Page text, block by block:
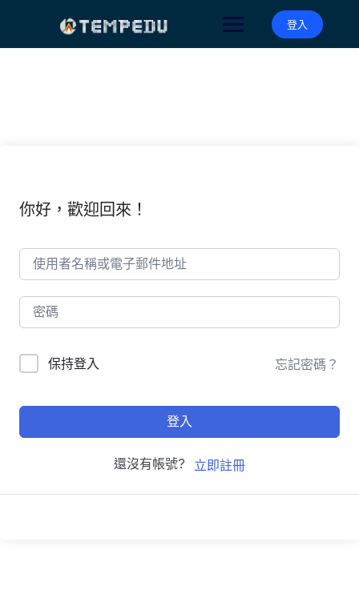
登入
你好，歡迎回來！
保持登入 忘記密碼？
登入
還沒有帳號? 立即註冊